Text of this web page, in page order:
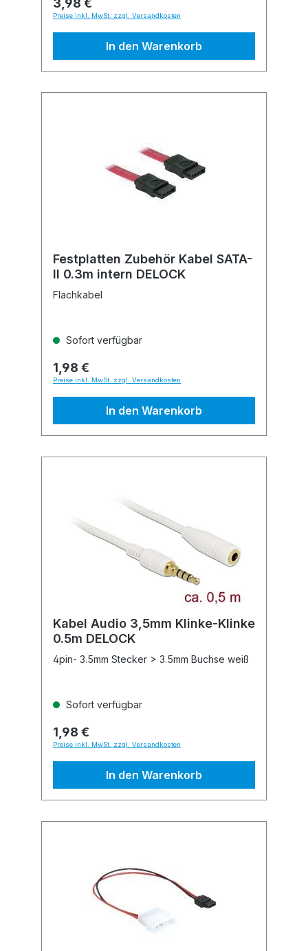
3,98 €
Preise inkl. MwSt. zzgl. Versandkosten
In den Warenkorb
Festplatten Zubehör Kabel SATA-
II 0.3m intern DELOCK
Flachkabel
Sofort verfügbar
1,98 €
Preise inkl. MwSt. zzgl. Versandkosten
In den Warenkorb
Kabel Audio 3,5mm Klinke-Klinke
0.5m DELOCK
4pin- 3.5mm Stecker > 3.5mm Buchse weiß
Sofort verfügbar
1,98 €
Preise inkl. MwSt. zzgl. Versandkosten
In den Warenkorb